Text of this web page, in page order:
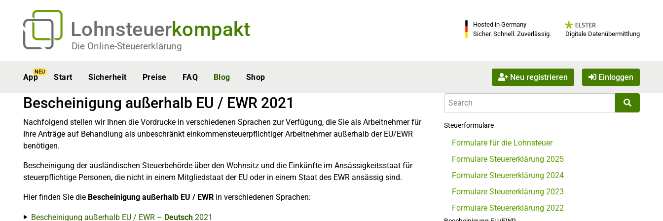
Lohnsteuerkompakt
Die Online-Steuererklärung
Hosted in Germany
Sicher. Schnell. Zuverlässig.
Digitale Datenübermittlung
App
NEU
Start Sicherheit Preise FAQ Blog Shop Neu registrieren Einloggen
Bescheinigung außerhalb EU / EWR 2021
Nachfolgend stellen wir Ihnen die Vordrucke in verschiedenen Sprachen zur Verfügung, die Sie als Arbeitnehmer für
Ihre Anträge auf Behandlung als unbeschränkt einkommensteuerpflichtiger Arbeitnehmer außerhalb der EU/EWR
benötigen.
Bescheinigung der ausländischen Steuerbehörde über den Wohnsitz und die Einkünfte im Ansässigkeitsstaat für
steuerpflichtige Personen, die nicht in einem Mitgliedstaat der EU oder in einem Staat des EWR ansässig sind.
Hier finden Sie die Bescheinigung außerhalb EU / EWR in verschiedenen Sprachen:
Bescheinigung außerhalb EU / EWR – Deutsch 2021
Steuerformulare
Formulare für die Lohnsteuer
Formulare Steuererklärung 2025
Formulare Steuererklärung 2024
Formulare Steuererklärung 2023
Formulare Steuererklärung 2022